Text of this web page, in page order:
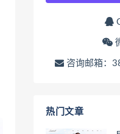
咨询邮箱：
热门文章